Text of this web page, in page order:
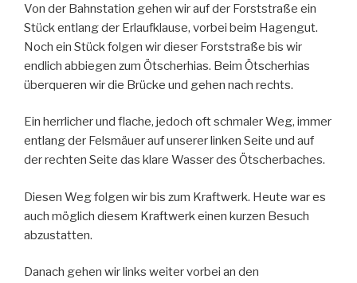
Von der Bahnstation gehen wir auf der Forststraße ein
Stück entlang der Erlaufklause, vorbei beim Hagengut.
Noch ein Stück folgen wir dieser Forststraße bis wir
endlich abbiegen zum Ötscherhias. Beim Ötscherhias
überqueren wir die Brücke und gehen nach rechts.
Ein herrlicher und flache, jedoch oft schmaler Weg, immer
entlang der Felsmäuer auf unserer linken Seite und auf
der rechten Seite das klare Wasser des Ötscherbaches.
Diesen Weg folgen wir bis zum Kraftwerk. Heute war es
auch möglich diesem Kraftwerk einen kurzen Besuch
abzustatten.
Danach gehen wir links weiter vorbei an den